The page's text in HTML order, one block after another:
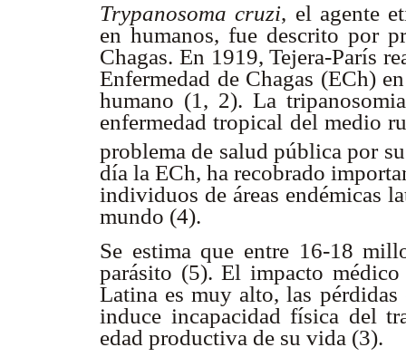
Trypanosoma cruzi, el agente
en humanos, fue descrito por
Chagas. En 1919, Tejera-París
Enfermedad de Chagas (ECh)
humano (1, 2). La
enfermedad tropical del medio
problema de salud pública por
día la ECh, ha recobrado
individuos de áreas endémicas
mundo (4).
Se estima que entre 16-18
parásito (5). El impacto
Latina es muy alto, las pérdidas
induce incapacidad física del
edad productiva de su vida (3).